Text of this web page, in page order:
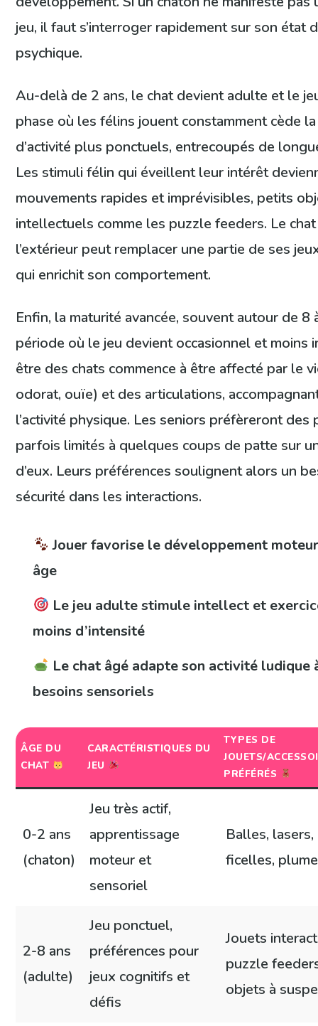
jeu, il faut s’interroger rapidement sur son état
psychique.
Au-delà de 2 ans, le chat devient adulte et le
phase où les félins jouent constamment cède
d’activité plus ponctuels, entrecoupés de
Les stimuli félin qui éveillent leur intérêt
mouvements rapides et imprévisibles, petits
intellectuels comme les puzzle feeders. Le
l’extérieur peut remplacer une partie de ses
qui enrichit son comportement.
Enfin, la maturité avancée, souvent autour de 8
période où le jeu devient occasionnel et moins
être des chats commence à être affecté par le
odorat, ouïe) et des articulations,
l’activité physique. Les seniors préfèreront
parfois limités à quelques coups de patte sur
d’eux. Leurs préférences soulignent alors un
sécurité dans les interactions.
Jouer favorise le développement
âge
Le jeu adulte stimule intellect et
moins d’intensité
Le chat âgé adapte son activité ludique
besoins sensoriels
ÂGE DU
CHAT
CARACTÉRISTIQUES DU
JEU
TYPES DE
JOUETS/
PRÉFÉRÉS
0-2 ans
(chaton)
Jeu très actif,
apprentissage
moteur et
sensoriel
Balles, lasers,
ficelles,
2-8 ans
(adulte)
Jeu ponctuel,
préférences pour
jeux cognitifs et
défis
Jouets
puzzle
objets à